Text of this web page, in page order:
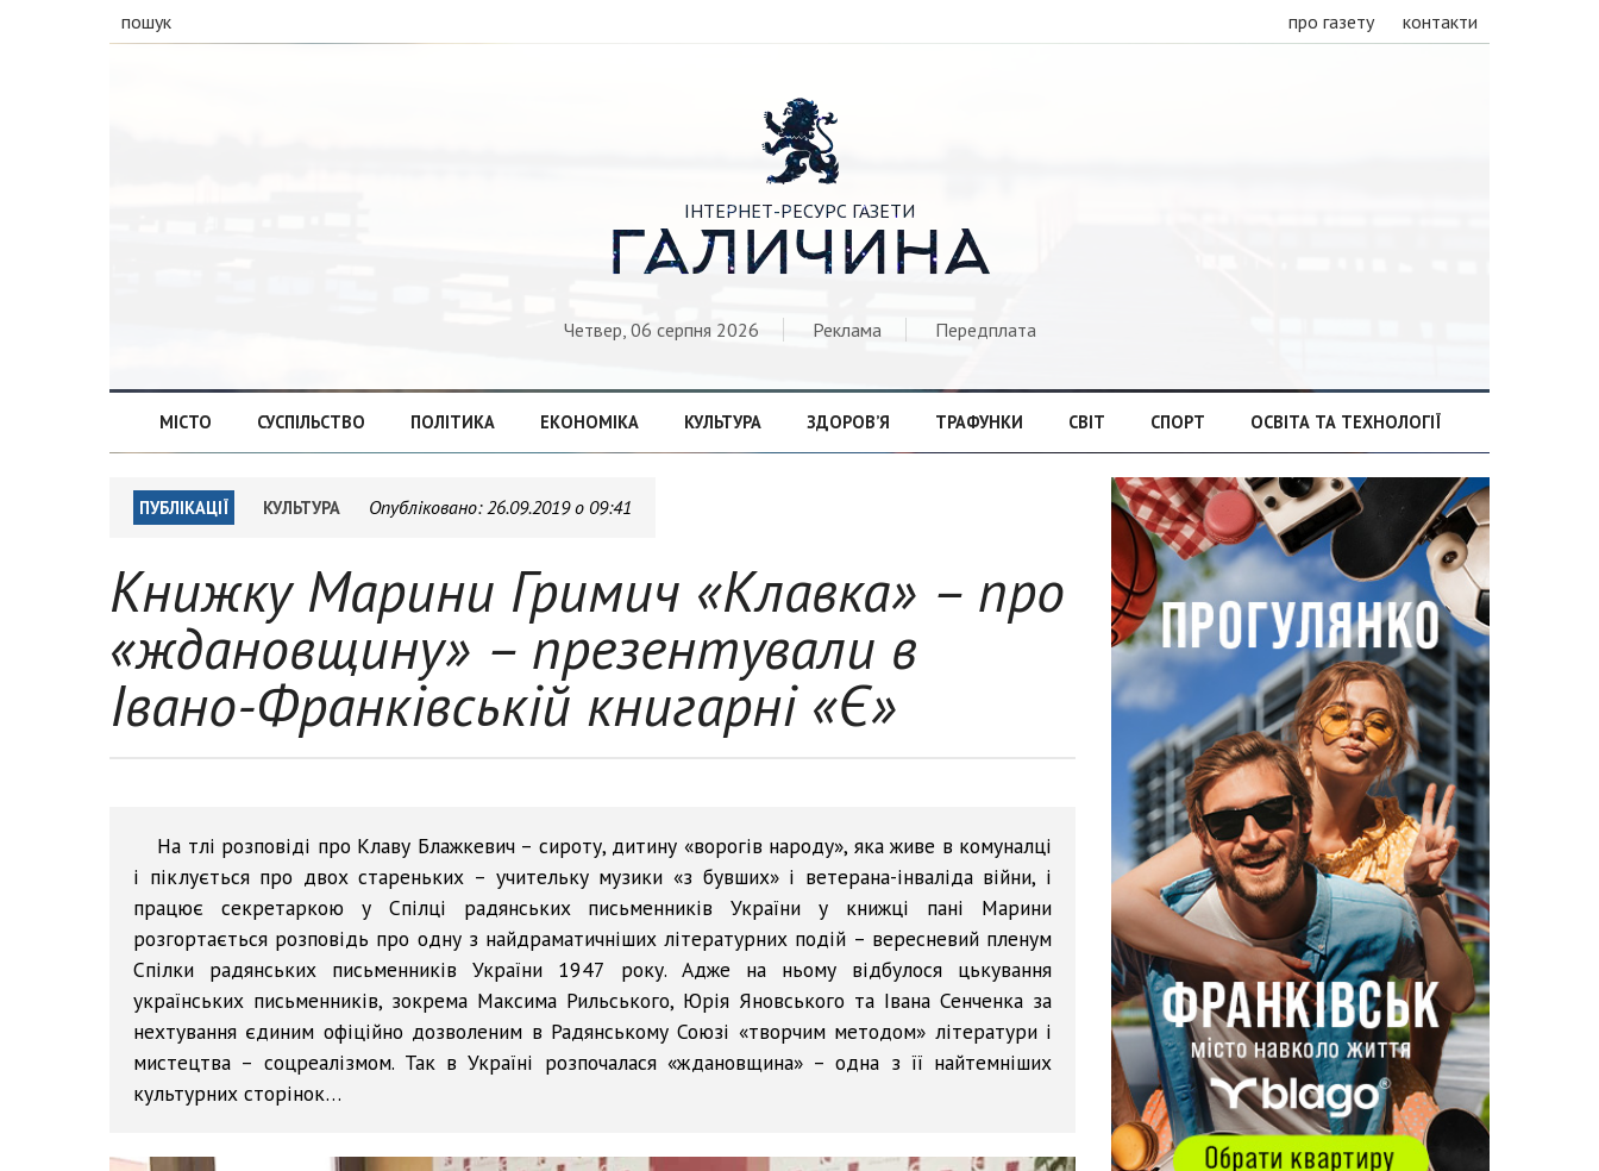
пошук про газету контакти

ІНТЕРНЕТ-РЕСУРС ГАЗЕТИ
ГАЛИЧИНА
Четвер, 06 серпня 2026 Реклама Передплата
МІСТО СУСПІЛЬСТВО ПОЛІТИКА ЕКОНОМІКА КУЛЬТУРА ЗДОРОВ’Я ТРАФУНКИ СВІТ СПОРТ ОСВІТА ТА ТЕХНОЛОГІЇ
ПУБЛІКАЦІЇ КУЛЬТУРА Опубліковано:26.09.2019 о 09:41
Книжку Марини Гримич «Клавка» – про
«ждановщину» – презентували в
Івано-Франківській книгарні «Є»
На тлі розповіді про Клаву Блажкевич – сироту, дитину «ворогів народу», яка живе в комуналці
і піклується про двох стареньких – учительку музики «з бувших» і ветерана-інваліда війни, і
працює секретаркою у Спілці радянських письменників України у книжці пані Марини
розгортається розповідь про одну з найдраматичніших літературних подій – вересневий пленум
Спілки радянських письменників України 1947 року. Адже на ньому відбулося цькування
українських письменників, зокрема Максима Рильського, Юрія Яновського та Івана Сенченка за
нехтування єдиним офіційно дозволеним в Радянському Союзі «творчим методом» літератури і
мистецтва – соцреалізмом. Так в Україні розпочалася «ждановщина» – одна з її найтемніших
культурних сторінок…